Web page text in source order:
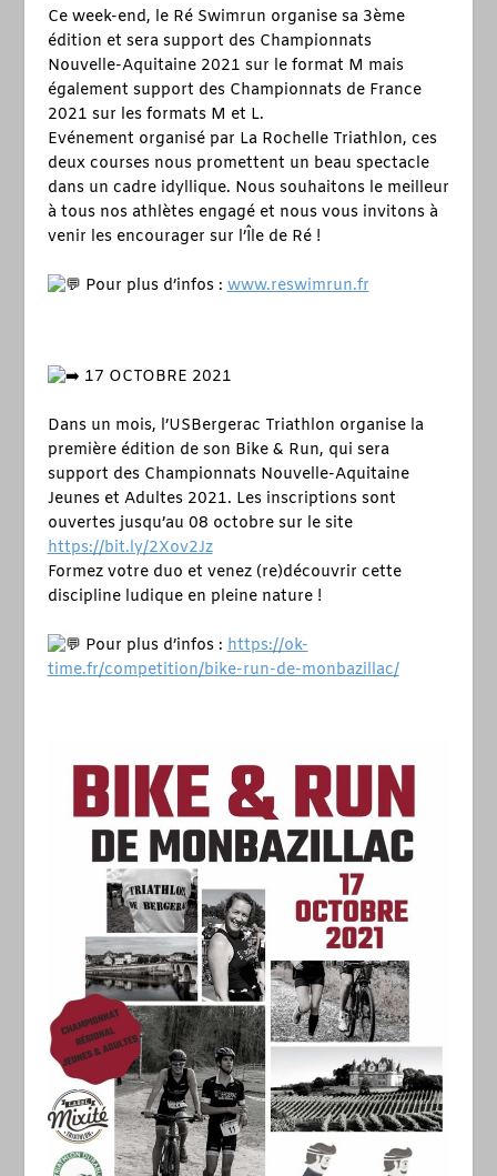
Ce week-end, le Ré Swimrun organise sa 3ème
édition et sera support des Championnats
Nouvelle-Aquitaine 2021 sur le format M mais
également support des Championnats de France
2021 sur les formats M et L.
Evénement organisé par La Rochelle Triathlon, ces
deux courses nous promettent un beau spectacle
dans un cadre idyllique. Nous souhaitons le meilleur
à tous nos athlètes engagé et nous vous invitons à
venir les encourager sur l’Île de Ré !
Pour plus d’infos :www.reswimrun.fr
17 OCTOBRE 2021
Dans un mois, l’USBergerac Triathlon organise la
première édition de son Bike & Run, qui sera
support des Championnats Nouvelle-Aquitaine
Jeunes et Adultes 2021. Les inscriptions sont
ouvertes jusqu’au 08 octobre sur le site
https://bit.ly/2Xov2Jz
Formez votre duo et venez (re)découvrir cette
discipline ludique en pleine nature !
Pour plus d’infos :https://ok-
time.fr/competition/bike-run-de-monbazillac/